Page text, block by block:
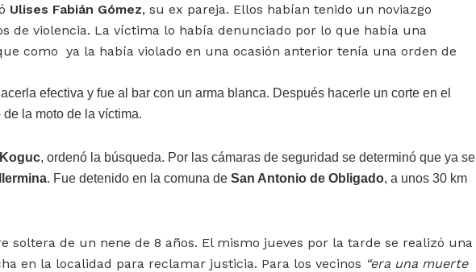
Ulises Fabián Gómez, su ex pareja. Ellos habían tenido un noviazgo
de violencia. La víctima lo había denunciado por lo que había una
como ya la había violado en una ocasión anterior tenía una orden de
efectiva y fue al bar con un arma blanca. Después hacerle un corte en el
la moto de la víctima.
, ordenó la búsqueda. Por las cámaras de seguridad se determinó que ya se
. Fue detenido en la comuna de San Antonio de Obligado, a unos 30 km
soltera de un nene de 8 años. El mismo jueves por la tarde se realizó una
en la localidad para reclamar justicia. Para los vecinos “era una muerte